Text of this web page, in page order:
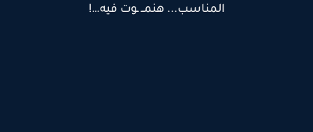
المناسب... هنمــ ـوت فيه…!